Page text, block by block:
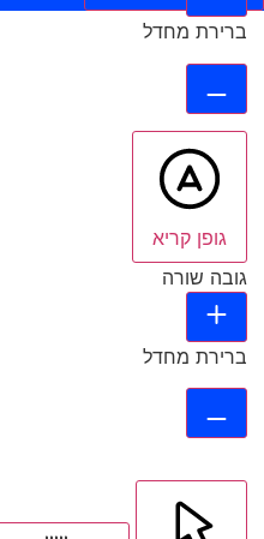
ברירת מחדל
גופן קריא
גובה שורה
ברירת מחדל